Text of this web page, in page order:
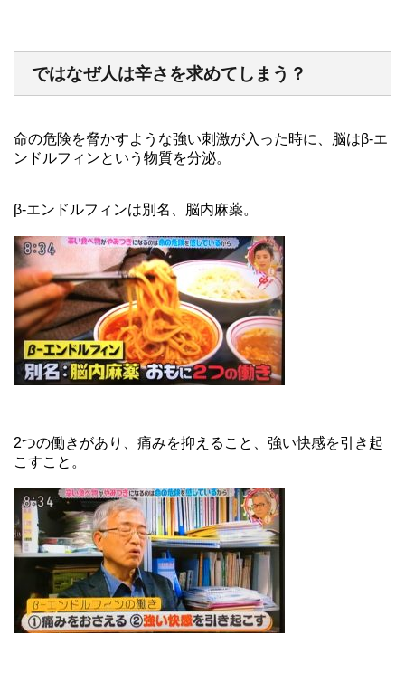
ではなぜ人は辛さを求めてしまう？
命の危険を脅かすような強い刺激が入った時に、脳はβ-エ
ンドルフィンという物質を分泌。
β-エンドルフィンは別名、脳内麻薬。
2つの働きがあり、痛みを抑えること、強い快感を引き起
こすこと。